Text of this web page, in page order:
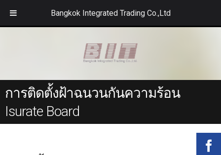
การติดตั้งฝ้าฉนวนกันความร้อน
Isurate Board
Bangkok Integrated Trading Co.,Ltd